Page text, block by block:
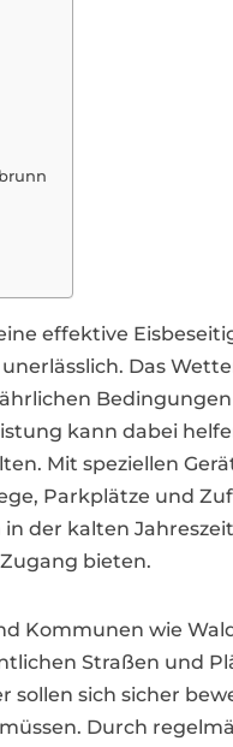
effektive
Das
kann dabei
Mit speziellen
Parkplätze und
der kalten
bieten.
Kommunen wie
Straßen und
sollen sich sicher
Durch